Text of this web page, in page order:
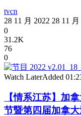
tvcn
28 11 月 2022 28 11 月
0
31.2K
76
0
Watch LaterAdded
【情系江苏】加
节暨第四届加拿